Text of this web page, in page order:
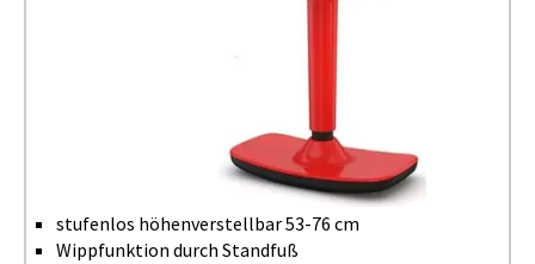
stufenlos höhenverstellbar 53-76 cm
Wippfunktion durch Standfuß